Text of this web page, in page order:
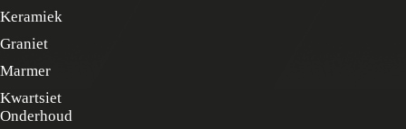
Keramiek
Graniet
Marmer
Kwartsiet
Onderhoud